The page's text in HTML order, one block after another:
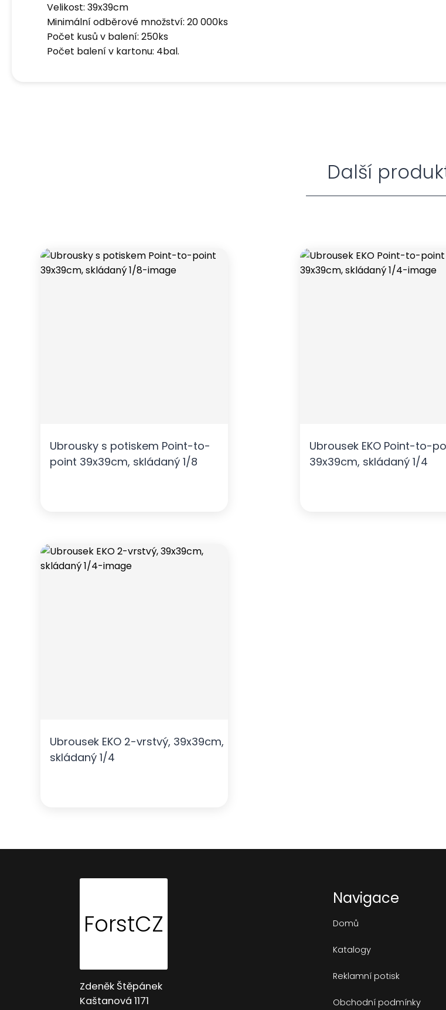
Velikost: 39x39cm
Minimální odběrové množství: 20 000ks
Počet kusů v balení: 250ks
Počet balení v kartonu: 4bal.
Další
Ubrousky s potiskem Point-to-
point 39x39cm, skládaný 1/8
Ubrousek EKO Point-to-
39x39cm, skládaný 1/4
Ubrousek EKO 2-vrstvý, 39x39cm,
skládaný 1/4
ForstCZ
Zdeněk Štěpánek
Kaštanová 1171
Navigace
Domů
Katalogy
Reklamní potisk
Obchodní podmínky